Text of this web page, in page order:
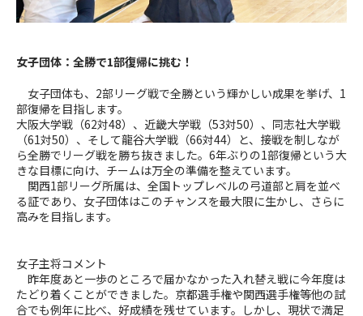
女子団体：全勝で1部復帰に挑む！
女子団体も、 2部リーグ戦で全勝という輝かしい成果を挙げ、 1
部復帰を目指します。
大阪大学戦（62対48）、近畿大学戦（53対50）、同志社大学戦
（61対50）、そして龍谷大学戦（66対44）と、接戦を制しなが
ら全勝でリーグ戦を勝ち抜きました。 6年ぶりの1部復帰という大
きな目標に向け、チームは万全の準備を整えています。
関西1部リーグ所属は、全国トップレベルの弓道部と肩を並べ
る証であり、女子団体はこのチャンスを最大限に生かし、さらに
高みを目指します。
女子主将コメント
昨年度あと一歩のところで届かなかった入れ替え戦に今年度は
たどり着くことができました。京都選手権や関西選手権等他の試
合でも例年に比べ、好成績を残せています。しかし、現状で満足